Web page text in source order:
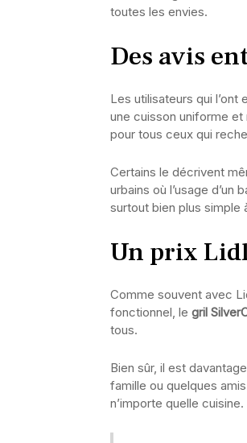
toutes les envies.
Des avis
Les utilisateurs qui
une cuisson uniforme
pour tous ceux qui
Certains le décrivent
urbains où l’usage
surtout bien plus simple
Un prix
Comme souvent avec
fonctionnel, le gril
tous.
Bien sûr, il est
famille ou quelques
n’importe quelle cuisine.